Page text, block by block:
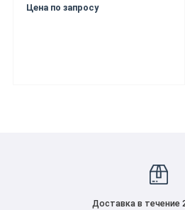
Цена по запросу
Доставка в течение